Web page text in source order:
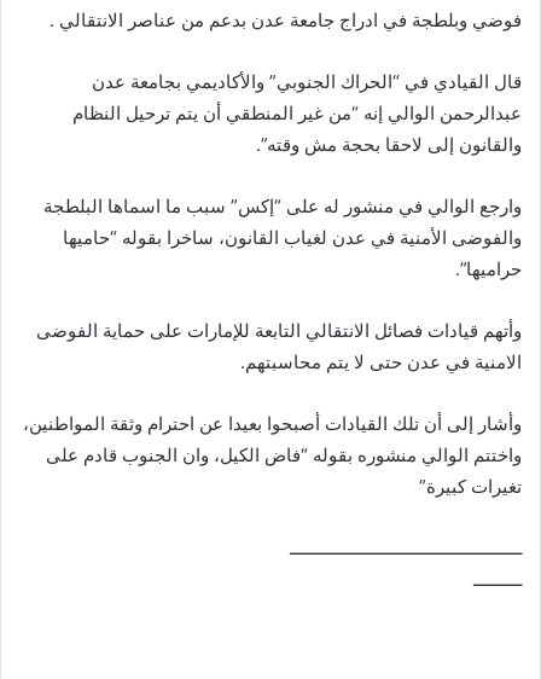
فوضي وبلطجة في ادراج جامعة عدن بدعم من عناصر الانتقالي .
قال القيادي في “الحراك الجنوبي” والأكاديمي بجامعة عدن
عبدالرحمن الوالي إنه “من غير المنطقي أن يتم ترحيل النظام
والقانون إلى لاحقا بحجة مش وقته”.
وارجع الوالي في منشور له على “إكس” سبب ما اسماها البلطجة
والفوضى الأمنية في عدن لغياب القانون، ساخرا بقوله “حاميها
حراميها”.
وأتهم قيادات فصائل الانتقالي التابعة للإمارات على حماية الفوضى
الامنية في عدن حتى لا يتم محاسبتهم.
وأشار إلى أن تلك القيادات أصبحوا بعيدا عن احترام وثقة المواطنين،
واختتم الوالي منشوره بقوله “فاض الكيل، وان الجنوب قادم على
تغيرات كبيرة”
ــــــــــــــــــــــــــــــــــــــــــــــــ
ــــــــــ